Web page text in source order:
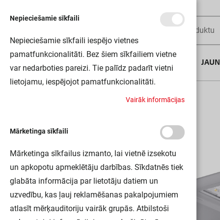
SL FLEX MD RW35ST P 80W 740 WAL
Nepieciešamie sīkfaili
Nepieciešamie sīkfaili iespējo vietnes
pamatfunkcionalitāti. Bez šiem sīkfailiem vietne
var nedarboties pareizi. Tie palīdz padarīt vietni
lietojamu, iespējojot pamatfunkcionalitāti.
Vairāk informācijas
Mārketinga sīkfaili
Mārketinga sīkfailus izmanto, lai vietnē izsekotu
un apkopotu apmeklētāju darbības. Sīkdatnēs tiek
glabāta informācija par lietotāju datiem un
uzvedību, kas ļauj reklamēšanas pakalpojumiem
atlasīt mērķauditoriju vairāk grupās. Atbilstoši